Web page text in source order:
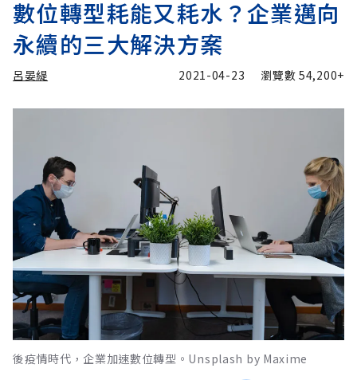
數位轉型耗能又耗水？企業邁向
永續的三大解決方案
呂晏緹 2021-04-23 瀏覽數54,200+
後疫情時代，企業加速數位轉型。Unsplash by Maxime